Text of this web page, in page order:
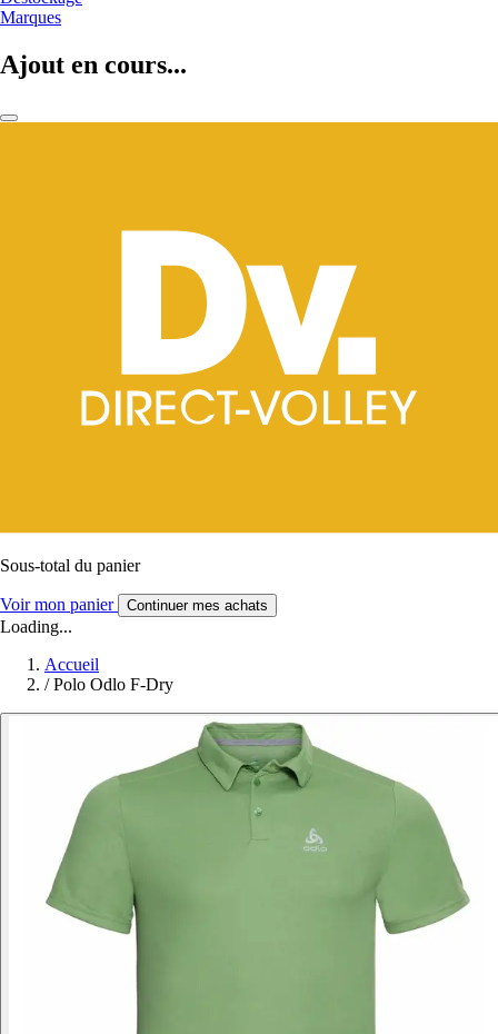
Marques
Ajout en cours...
Sous-total du panier
Voir mon panier Continuer mes achats
Loading...
Accueil
/ Polo Odlo F-Dry